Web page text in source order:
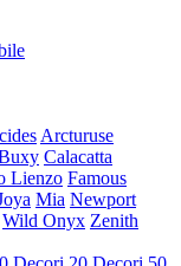
Arcturuse
Calacatta
Lienzo Famous
Mia Newport
Wild Onyx Zenith